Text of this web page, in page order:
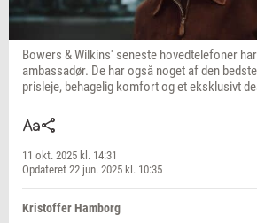
Bowers & Wilkins' seneste hovedtelefoner
ambassadør. De har også noget af den
prisleje, behagelig komfort og et eksklusivt
11 okt. 2025 kl. 14:31
Opdateret 22 jun. 2025 kl. 10:35
Kristoffer Hamborg